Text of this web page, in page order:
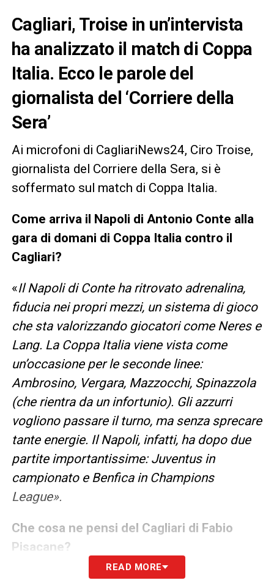
Cagliari, Troise in un’intervista
ha analizzato il match di Coppa
Italia. Ecco le parole del
giornalista del ‘Corriere della
Sera’
Ai microfoni di CagliariNews24, Ciro Troise,
giornalista del Corriere della Sera, si è
soffermato sul match di Coppa Italia.
Come arriva il Napoli di Antonio Conte alla
gara di domani di Coppa Italia contro il
Cagliari?
«Il Napoli di Conte ha ritrovato adrenalina,
fiducia nei propri mezzi, un sistema di gioco
che sta valorizzando giocatori come Neres e
Lang. La Coppa Italia viene vista come
un’occasione per le seconde linee:
Ambrosino, Vergara, Mazzocchi, Spinazzola
(che rientra da un infortunio). Gli azzurri
vogliono passare il turno, ma senza sprecare
tante energie. Il Napoli, infatti, ha dopo due
partite importantissime: Juventus in
campionato e Benfica in Champions
League».
Che cosa ne pensi del Cagliari di Fabio
Pisacane?
Quella rossoblù è una buona squadra, visto
READ MORE